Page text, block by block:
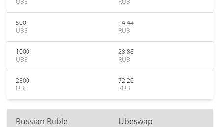
UBE
RUB
500
UBE
14.44
RUB
1000
UBE
28.88
RUB
2500
UBE
72.20
RUB
Russian Ruble Ubeswap